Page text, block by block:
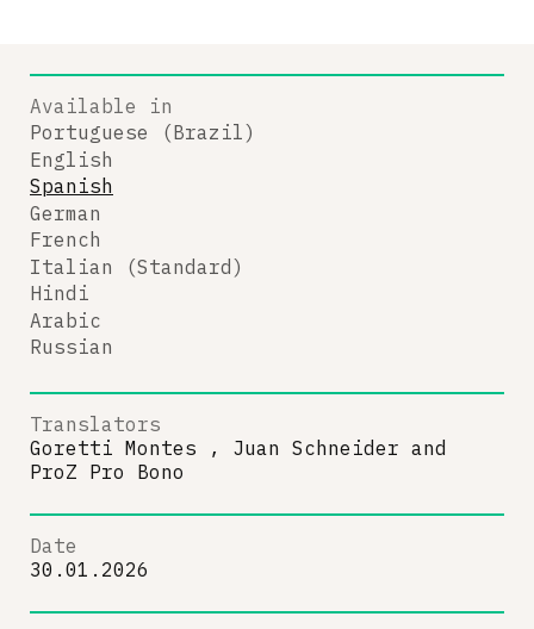
Available in
Portuguese (Brazil)
English
Spanish
German
French
Italian (Standard)
Hindi
Arabic
Russian
Translators
Goretti Montes , Juan Schneider and
ProZ Pro Bono
Date
30.01.2026